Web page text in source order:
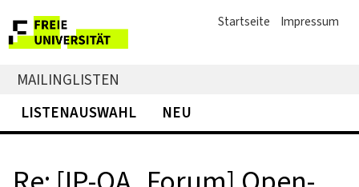
Startseite Impressum
MAILINGLISTEN
LISTENAUSWAHL
NEU